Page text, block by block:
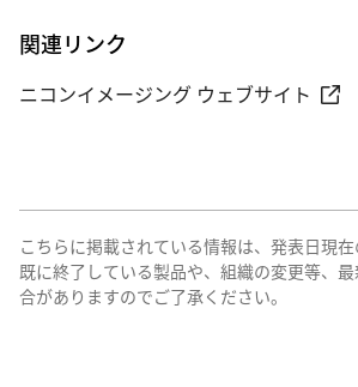
関連リンク
ニコンイメージング ウェブサイト
こちらに掲載されている情報は、発表日現
既に終了している製品や、組織の変更等、
合がありますのでご了承ください。